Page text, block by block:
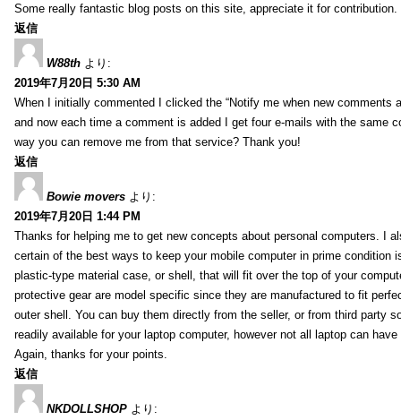
Some really fantastic blog posts on this site, appreciate it for contribution.
返信
W88th より:
2019年7月20日 5:30 AM
When I initially commented I clicked the “Notify me when new comments
and now each time a comment is added I get four e-mails with the same
way you can remove me from that service? Thank you!
返信
Bowie movers より:
2019年7月20日 1:44 PM
Thanks for helping me to get new concepts about personal computers. I
certain of the best ways to keep your mobile computer in prime condition
plastic-type material case, or shell, that will fit over the top of your
protective gear are model specific since they are manufactured to fit
outer shell. You can buy them directly from the seller, or from third party
readily available for your laptop computer, however not all laptop can
Again, thanks for your points.
返信
NKDOLLSHOP より: